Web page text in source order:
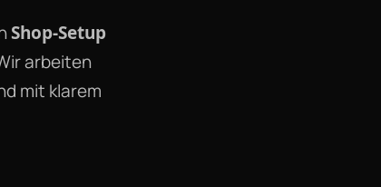
Shop-Setup
arbeiten
mit klarem